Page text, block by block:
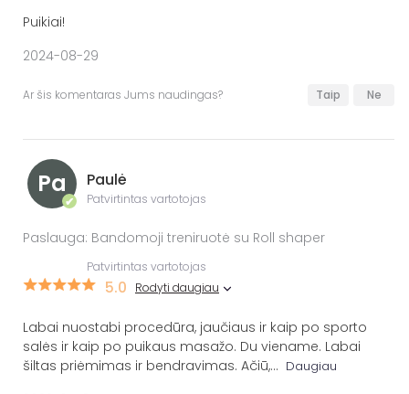
Puikiai!
2024-08-29
Ar šis komentaras Jums naudingas? Taip Ne
Pa
✔
Paulė
Patvirtintas vartotojas
Paslauga: Bandomoji treniruotė su Roll shaper
Patvirtintas vartotojas
5.0 Rodyti daugiau
Labai nuostabi procedūra, jaučiaus ir kaip po sporto
salės ir kaip po puikaus masažo. Du viename. Labai
šiltas priėmimas ir bendravimas. Ačiū,... Daugiau